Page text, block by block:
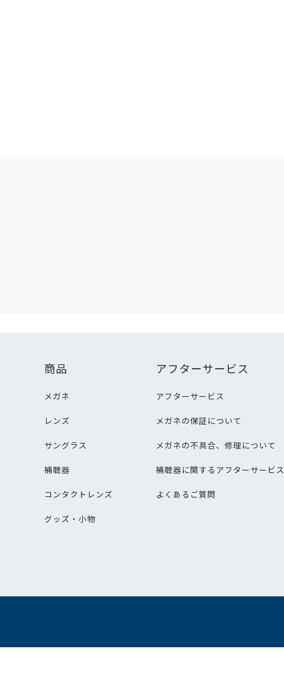
商品
メガネ
レンズ
サングラス
補聴器
コンタクトレンズ
グッズ・小物
アフターサービス
アフターサービス
メガネの保証について
メガネの不具合、修理について
補聴器に関するアフターサービス
よくあるご質問